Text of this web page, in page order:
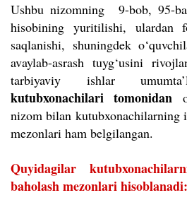
Ushbu nizomning 9-bob, 95-
hisobining yuritilishi, ulardan
saqlanishi, shuningdek
avaylab-asrash tuyg‘usini
tarbiyaviy ishlar
kutubxonachilari tomonidan
nizom bilan kutubxonachilarning
mezonlari ham belgilangan.
Quyidagilar
baholash mezonlari hisoblanadi: